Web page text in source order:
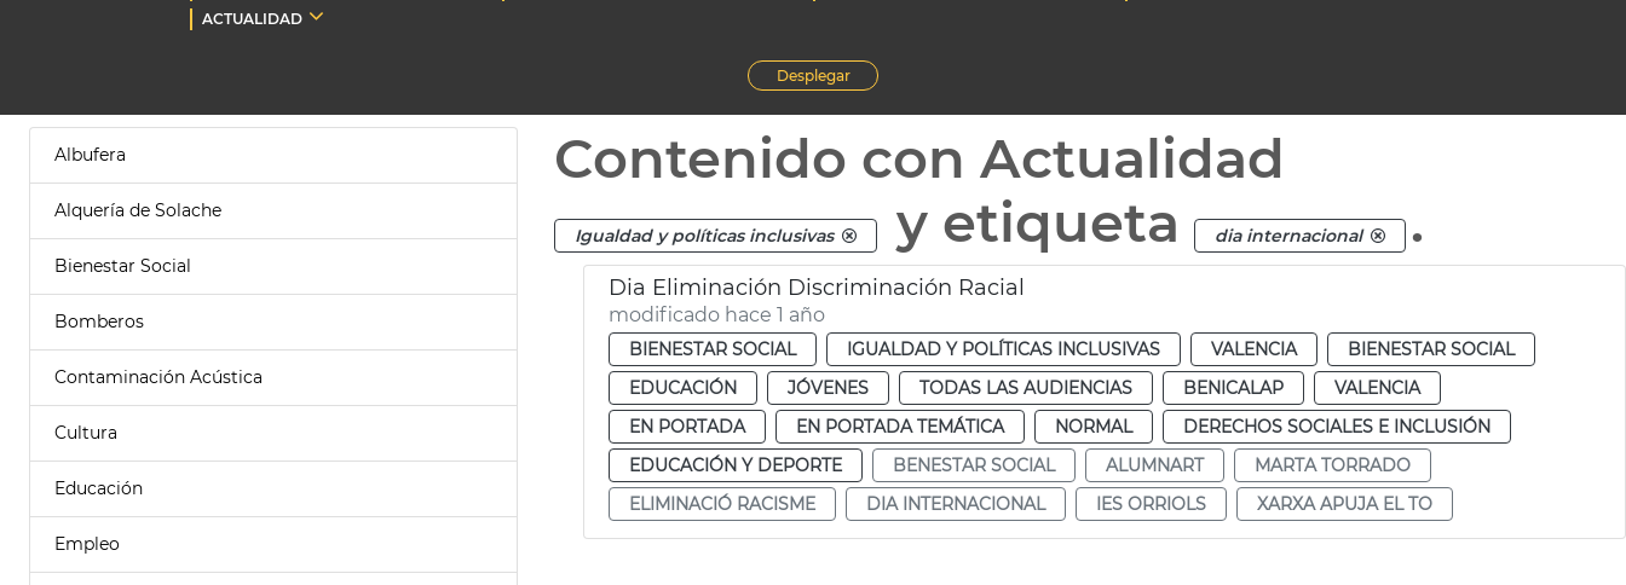
ACTUALIDAD
Desplegar
Albufera
Alquería de Solache
Bienestar Social
Bomberos
Contaminación Acústica
Cultura
Educación
Empleo
Contenido con Actualidad
Igualdad y políticas inclusivas y etiqueta dia internacional .
Dia Eliminación Discriminación Racial
modificado hace 1 año
BIENESTAR SOCIAL IGUALDAD Y POLÍTICAS INCLUSIVAS VALENCIA
BIENESTAR SOCIAL
EDUCACIÓN
JÓVENES TODAS LAS AUDIENCIAS BENICALAP
VALENCIA
EN PORTADA
EN PORTADA TEMÁTICA NORMAL
DERECHOS SOCIALES E INCLUSIÓN
EDUCACIÓN Y DEPORTE
BENESTAR SOCIAL ALUMNART
MARTA TORRADO
ELIMINACIÓ RACISME
DIA INTERNACIONAL IES ORRIOLS XARXA APUJA EL TO